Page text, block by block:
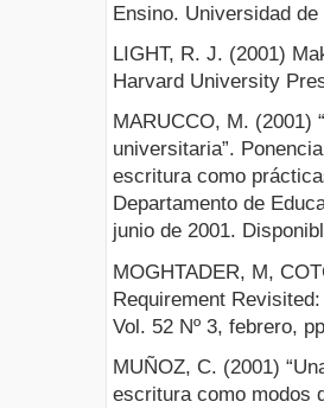
Ensino. Universidad
LIGHT, R. J. (2001)
Harvard University
MARUCCO, M. (2001)
universitaria”.
escritura como
Departamento de
junio de 2001.
MOGHTADER, M,
Requirement
Vol. 52 Nº 3, febrero,
MUÑOZ, C. (2001)
escritura como modos